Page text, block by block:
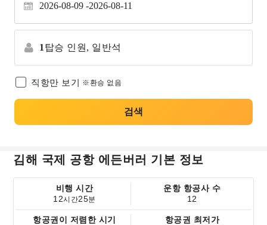
2026-08-09 2026-08-11
1 탑승 인원, 일반석
직항만 보기 ※환승 없음
검색
김해 국제 공항 에든버러 기본 정보
비행 시간
12시간25분
운항 항공사 수
12
항공권이 저렴한 시기
항공권 최저가